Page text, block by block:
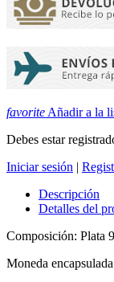
favorite Añadir a la
Debes estar
Iniciar sesión |
Descripción
Detalles del
Composición: Plata
Moneda